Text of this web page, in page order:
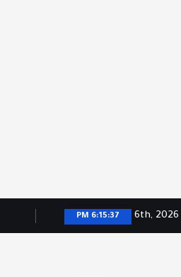
6:15:37 PM